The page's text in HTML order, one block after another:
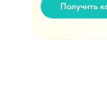
Получить